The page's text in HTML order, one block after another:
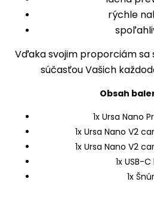
rýchle
Vďaka svojim proporciám
súčasťou Vašich
Obsah
1x Ursa Nano
1x Ursa Nano V2
1x Ursa Nano V2
1x USB-
1x